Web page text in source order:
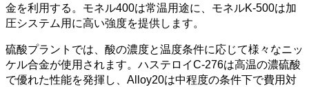
金を利用する。モネル400は常温用途に、モネルK-500は加
圧システム用に高い強度を提供します。
硫酸プラントでは、酸の濃度と温度条件に応じて様々なニッ
ケル合金が使用されます。ハステロイC-276は高温の濃硫酸
で優れた性能を発揮し、Alloy20は中程度の条件下で費用対